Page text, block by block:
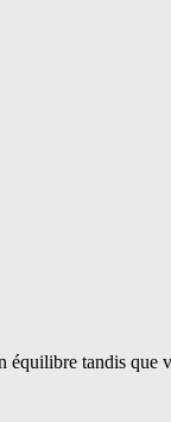
équilibre tandis que